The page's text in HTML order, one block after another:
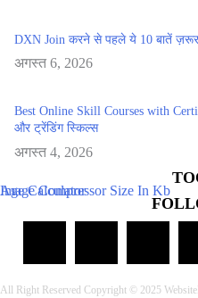
DXN Join करने से पहले ये 10 बातें
अगस्त 6, 2026
Best Online Skill Courses with
और ट्रेंडिंग स्किल्स
अगस्त 4, 2026
Age Calculator
Image Compressor Size In Kb
All Right Reserved Copyright © 2025